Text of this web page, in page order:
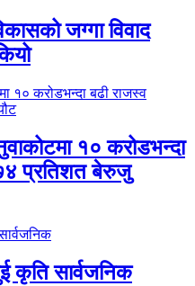
जग्गा विवाद
१० करोडभन्दा
प्रतिशत बेरुजु
कृति सार्वजनिक